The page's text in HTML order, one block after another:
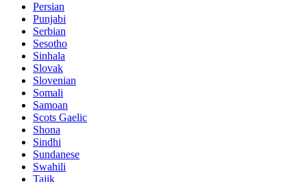
Persian
Punjabi
Serbian
Sesotho
Sinhala
Slovak
Slovenian
Somali
Samoan
Scots Gaelic
Shona
Sindhi
Sundanese
Swahili
Tajik